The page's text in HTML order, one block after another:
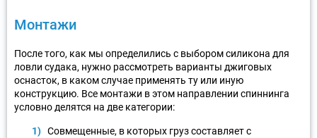
Монтажи
После того, как мы определились с выбором силикона для
ловли судака, нужно рассмотреть варианты джиговых
оснасток, в каком случае применять ту или иную
конструкцию. Все монтажи в этом направлении спиннинга
условно делятся на две категории:
Совмещенные, в которых груз составляет с